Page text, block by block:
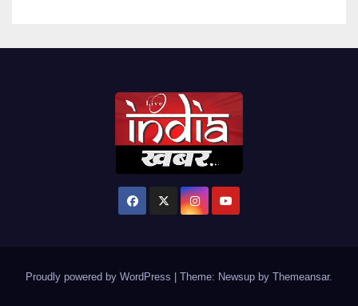
Proudly powered by WordPress Theme: Newsup by Themeansar.